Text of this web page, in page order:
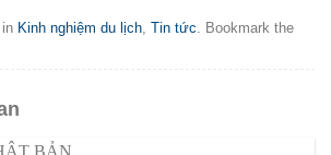
Kinh nghiệm du lịch Tin tức . Bookmark the